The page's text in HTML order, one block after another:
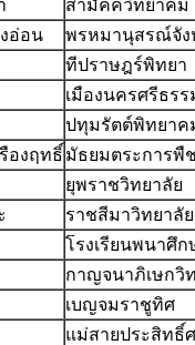
สามัคคีวิทยาคม
อ่อน พรหมานุสรณ์จัง
ทีปราษฎร์พิทยา
เมืองนครศรีธรร
ปทุมรัตต์พิทยาค
องฤทธิ์ มัธยมตระการพื
ยุพราชวิทยาลัย
ราชสีมาวิทยาลัย
โรงเรียนพนาศึก
กาญจนาภิเษกวิ
เบญจมราชูทิศ
แม่สายประสิทธิ์